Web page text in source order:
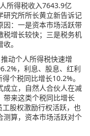
得税收入7643.9亿
研究所所长黄立新告诉记
因：一是资本市场活跃带
税增长较快；三是税务机
。
动个人所得税快速增
，利息、股息、红利
个税同比增长10.2%。
成立，自然人合伙人在减
带来这类个税同比增长
股权激励行权活跃，也
测算，资本市场活跃对个